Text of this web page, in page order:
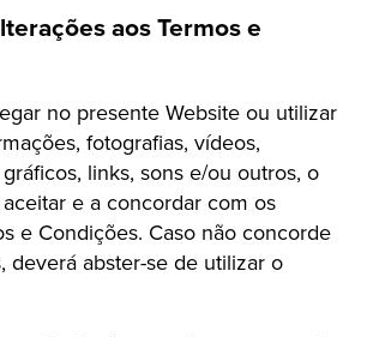
aos Termos e
no presente Website ou utilizar
fotografias, vídeos,
links, sons e/ou outros, o
e a concordar com os
e Condições. Caso não concorde
deverá abster-se de utilizar o